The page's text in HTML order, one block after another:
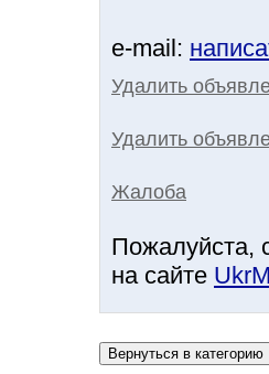
e-mail:
Удалить
Удалить
Жалоба
Пожалуйста,
на сайте